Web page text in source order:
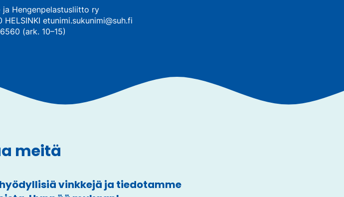
ja Hengenpelastusliitto ry
etunimi.sukunimi@suh.fi
(ark. 10–15)
meitä
vinkkejä ja tiedotamme